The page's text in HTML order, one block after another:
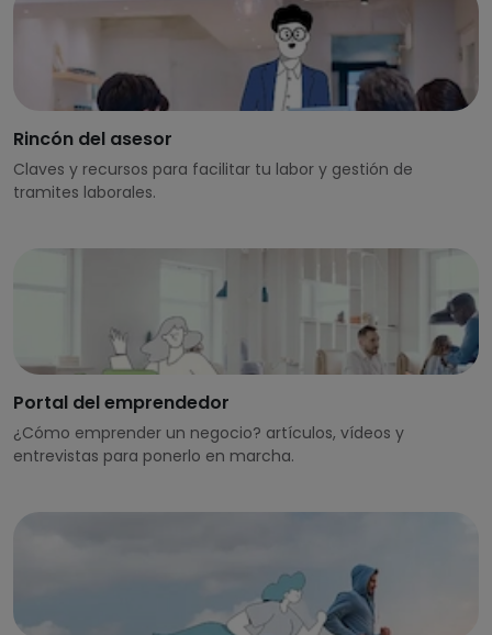
Rincón del asesor
Claves y recursos para facilitar tu labor y gestión de
tramites laborales.
Portal del emprendedor
¿Cómo emprender un negocio? artículos, vídeos y
entrevistas para ponerlo en marcha.